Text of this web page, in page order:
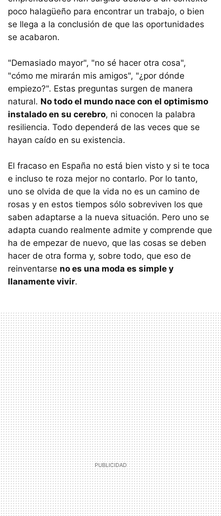
poco halagüeño para encontrar un trabajo, o bien
se llega a la conclusión de que las oportunidades
se acabaron.
"Demasiado mayor", "no sé hacer otra cosa",
"cómo me mirarán mis amigos", "¿por dónde
empiezo?". Estas preguntas surgen de manera
natural. No todo el mundo nace con el optimismo
instalado en su cerebro, ni conocen la palabra
resiliencia. Todo dependerá de las veces que se
hayan caído en su existencia.
El fracaso en España no está bien visto y si te toca
e incluso te roza mejor no contarlo. Por lo tanto,
uno se olvida de que la vida no es un camino de
rosas y en estos tiempos sólo sobreviven los que
saben adaptarse a la nueva situación. Pero uno se
adapta cuando realmente admite y comprende que
ha de empezar de nuevo, que las cosas se deben
hacer de otra forma y, sobre todo, que eso de
reinventarse no es una moda es simple y
llanamente vivir.